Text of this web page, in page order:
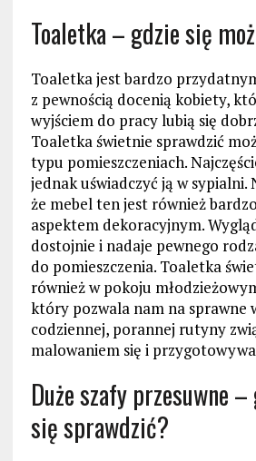
Toaletka – gdzie się
Toaletka jest bardzo
z pewnością docenią kobiety,
wyjściem do pracy lubią się
Toaletka świetnie sprawdzić
typu pomieszczeniach.
jednak uświadczyć ją w sypialni.
że mebel ten jest również
aspektem dekoracyjnym.
dostojnie i nadaje pewnego
do pomieszczenia. Toaletka
również w pokoju
który pozwala nam na sprawne
codziennej, porannej rutyny
malowaniem się i
Duże szafy przesuwne
się sprawdzić?